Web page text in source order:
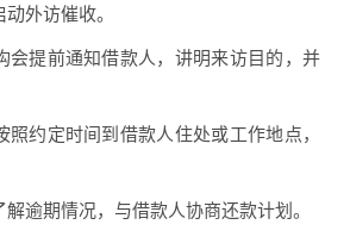
外访催收。
会提前通知借款人，讲明来访目的，并
约定时间到借款人住处或工作地点，
逾期情况，与借款人协商还款计划。